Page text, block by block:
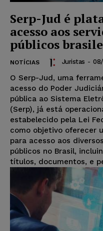
Serp-Jud é
acesso aos
públicos
NOTÍCIAS Juristas -
O Serp-Jud, uma
acesso do Poder
pública ao Sistema
(Serp), já está
estabelecido pela Lei
como objetivo oferecer
para acesso aos
públicos no Brasil,
títulos, documentos, e